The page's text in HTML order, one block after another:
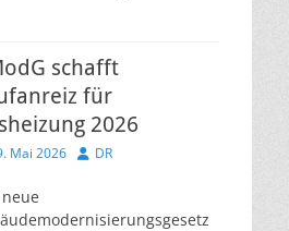
schafft
für
2026
Mai 2026 Autor
DR